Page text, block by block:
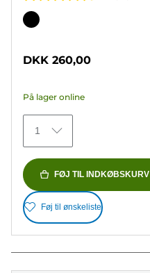
ud
stjerner.
anmeldelser
Farvepatron
DKK 260,00
På lager online
1
FØJ TIL INDKØBSKURV
Føj til ønskeliste